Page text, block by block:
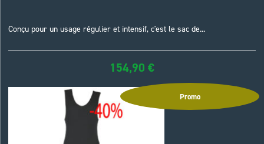
Conçu pour un usage régulier et intensif, c'est le sac de...
154,90 €
Promo